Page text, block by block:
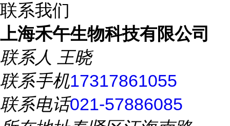
联系我们
上海禾午生物科技有限公司
联系人 王晓
联系手机17317861055
联系电话021-57886085